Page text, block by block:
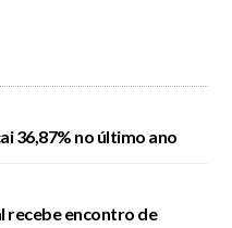
36,87% no último ano
recebe encontro de